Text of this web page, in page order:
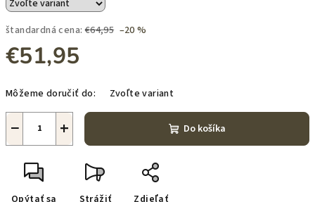
štandardná cena: €64,95 –20 %
€51,95
cena:
Môžeme doručiť do: Zvoľte variant
+
− Do košíka
Opýtať sa Strážiť Zdieľať